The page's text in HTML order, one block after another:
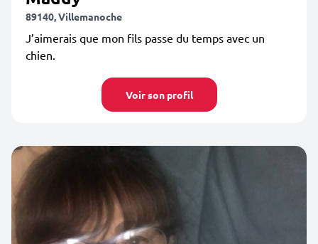
89140, Villemanoche
J’aimerais que mon fils passe du temps avec un
chien.
Voir son profil